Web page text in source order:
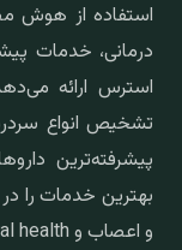
استفاده از هوش
درمانی، خدمات
استرس ارائه
تشخیص انواع
بهترین خدمات را
و اعصاب و mental health ارائه می‌کند.